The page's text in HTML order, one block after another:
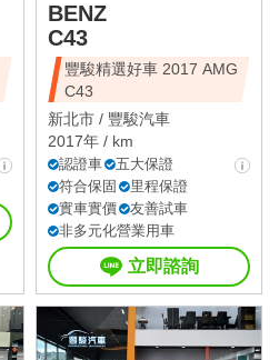
BENZ
C43
豐駿精選好車 2017 AMG
C43
新北市 / 豐駿汽車
2017年 / km
認證車
五大保證
符合保固
里程保證
實車實價
友善試車
非多元化營業用車
立即諮詢